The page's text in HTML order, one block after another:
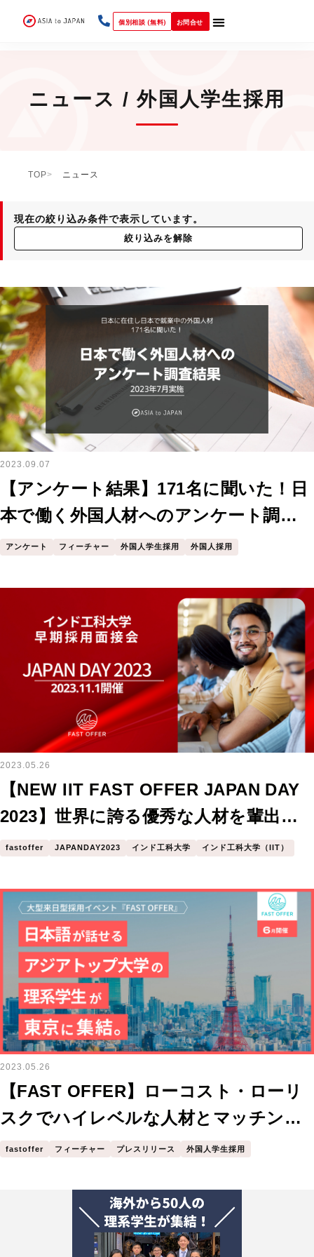
個別相談 (無料) お問合せ
ニュース / 外国人学生採用
TOP ニュース
現在の絞り込み条件で表示しています。
絞り込みを解除
2023.09.07
【アンケート結果】171名に聞いた！日
本で働く外国人材へのアンケート調査
結果
アンケート フィーチャー 外国人学生採用 外国人採用
2023.05.26
【NEW IIT FAST OFFER JAPAN DAY
2023】世界に誇る優秀な人材を輩出す
るインド最難関大学のインド工科大学
築くASIA to JAPANが先導する「日本
企業とIIT人材の新たな採用マッチン
グ」
fastoffer JAPANDAY2023 インド工科大学 インド工科大学（IIT）
2023.05.26
【FAST OFFER】ローコスト・ローリ
スクでハイレベルな人材とマッチン
グ！企業のダイバーシティー化を支援
fastoffer フィーチャー プレスリリース 外国人学生採用